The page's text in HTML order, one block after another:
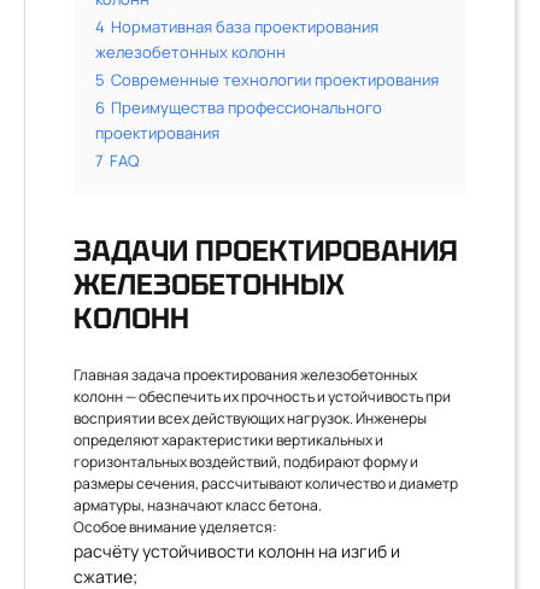
4 Нормативная база проектирования
железобетонных колонн
5 Современные технологии проектирования
6 Преимущества профессионального
проектирования
7 FAQ
ЗАДАЧИ ПРОЕКТИРОВАНИЯ
ЖЕЛЕЗОБЕТОННЫХ
КОЛОНН
Главная задача проектирования железобетонных
колонн — обеспечить их прочность и устойчивость при
восприятии всех действующих нагрузок. Инженеры
определяют характеристики вертикальных и
горизонтальных воздействий, подбирают форму и
размеры сечения, рассчитывают количество и диаметр
арматуры, назначают класс бетона.
Особое внимание уделяется:
расчёту устойчивости колонн на изгиб и
сжатие;